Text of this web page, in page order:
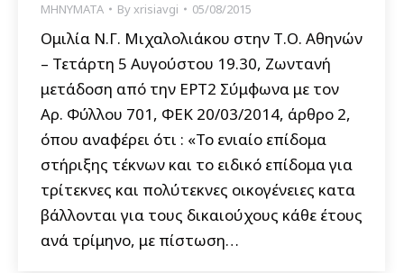
ΜΗΝΥΜΑΤΑ Byxrisiavgi 05/08/2015
Ομιλία Ν.Γ. Μιχαλολιάκου στην Τ.Ο. Αθηνών
– Τετάρτη 5 Αυγούστου 19.30, Ζωντανή
μετάδοση από την ΕΡΤ2 Σύμφωνα με τον
Αρ. Φύλλου 701, ΦΕΚ 20/03/2014, άρθρο 2,
όπου αναφέρει ότι : «Το ενιαίο επίδομα
στήριξης τέκνων και το ειδικό επίδομα για
τρίτεκνες και πολύτεκνες οικογένειες κατα
βάλλονται για τους δικαιούχους κάθε έτους
ανά τρίμηνο, με πίστωση…